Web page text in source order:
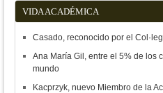
VIDA ACADÉMICA
Casado, reconocido por el
Ana María Gil, entre el 5% de los
mundo
Kacprzyk, nuevo Miembro de la